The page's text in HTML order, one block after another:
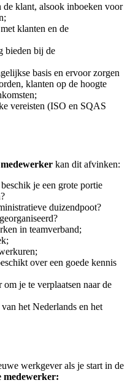
de klant, alsook inboeken voor
klanten en de
bieden bij de
basis en ervoor zorgen
klanten op de hoogte
vereisten (ISO en SQAS
kan dit afvinken:
je een grote portie
duizendpoot?
in teamverband;
over een goede kennis
je te verplaatsen naar de
het Nederlands en het
werkgever als je start in de
medewerker: